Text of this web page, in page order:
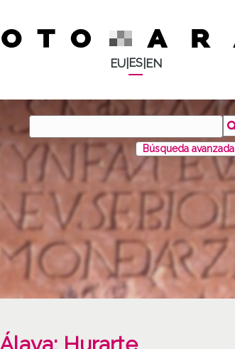
EU| ES| EN
Búsqueda avanzada